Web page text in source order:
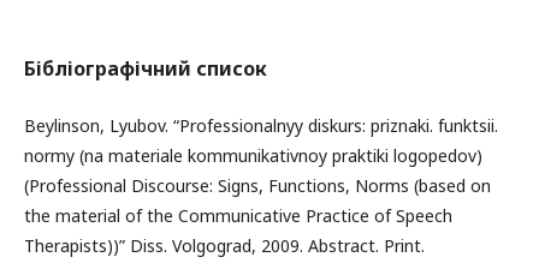
Бібліографічний список
Beylinson, Lyubov. “Professionalnyy diskurs: priznaki. funktsii.
normy (na materiale kommunikativnoy praktiki logopedov)
(Professional Discourse: Signs, Functions, Norms (based on
the material of the Communicative Practice of Speech
Therapists))” Diss. Volgograd, 2009. Abstract. Print.